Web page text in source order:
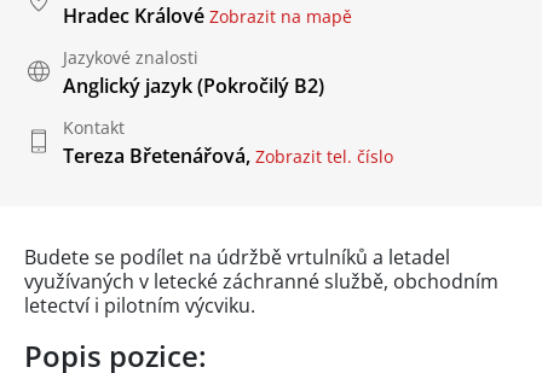
Hradec Králové Zobrazit na mapě
Jazykové znalosti
Anglický jazyk(Pokročilý B2)
Kontakt
Tereza Břetenářová, Zobrazit tel. číslo
Budete se podílet na údržbě vrtulníků a letadel
využívaných v letecké záchranné službě, obchodním
letectví i pilotním výcviku.
Popis pozice: